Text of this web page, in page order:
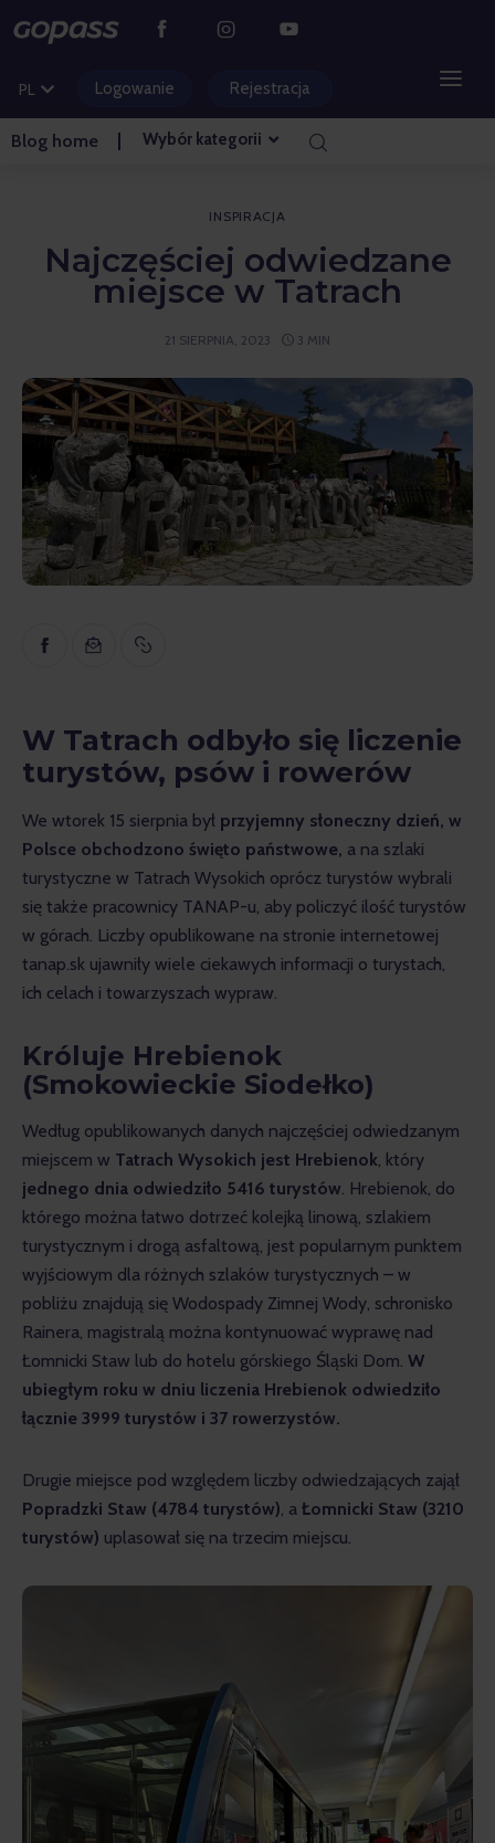
PL
DE
HU
Logowanie Rejestracja
Blog home Wybór kategorii
PARKI WODNE
GOLF
BILETY I DOŚWIADCZENIA
BLOG STRONA GŁÓWNA
Inspiracja
Edukacyjny
INSPIRACJA
Najczęściej odwiedzane
miejsce w Tatrach
21 SIERPNIA, 2023 3 MIN
W Tatrach odbyło się liczenie
turystów, psów i rowerów
We wtorek 15 sierpnia był przyjemny słoneczny dzień, w
Polsce obchodzono święto państwowe, a na szlaki
turystyczne w Tatrach Wysokich oprócz turystów wybrali
się także pracownicy TANAP-u, aby policzyć ilość turystów
w górach. Liczby opublikowane na stronie internetowej
tanap.sk ujawniły wiele ciekawych informacji o turystach,
ich celach i towarzyszach wypraw.
Króluje Hrebienok
(Smokowieckie Siodełko)
Według opublikowanych danych najczęściej odwiedzanym
miejscem w Tatrach Wysokich jest Hrebienok , który
jednego dnia odwiedziło 5416 turystów . Hrebienok, do
którego można łatwo dotrzeć kolejką linową, szlakiem
turystycznym i drogą asfaltową, jest popularnym punktem
wyjściowym dla różnych szlaków turystycznych – w
pobliżu znajdują się Wodospady Zimnej Wody, schronisko
Rainera, magistralą można kontynuować wyprawę nad
Łomnicki Staw lub do hotelu górskiego Śląski Dom. W
ubiegłym roku w dniu liczenia Hrebienok odwiedziło
łącznie 3999 turystów i 37 rowerzystów.
Drugie miejsce pod względem liczby odwiedzających zajął
Popradzki Staw (4784 turystów) , a Łomnicki Staw (3210
turystów) uplasował się na trzecim miejscu.